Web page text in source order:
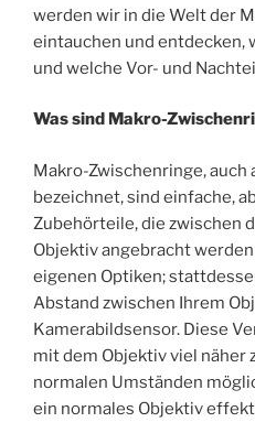
werden wir in die Welt der
eintauchen und entdecken,
und welche Vor- und
Was sind Makro-
Makro-Zwischenringe,
bezeichnet, sind einfache,
Zubehörteile, die zwischen
Objektiv angebracht
eigenen Optiken;
Abstand zwischen Ihrem
Kamerabildsensor. Diese
mit dem Objektiv viel näher
normalen Umständen
ein normales Objektiv